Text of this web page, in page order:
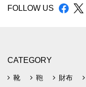
FOLLOW US
CATEGORY
靴 鞄 財布